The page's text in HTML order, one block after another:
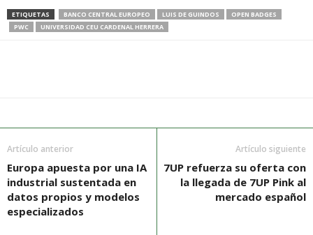
ETIQUETAS BANCO CENTRAL EUROPEO LUIS DE GUINDOS
OPEN BADGES
PWC
UNIVERSIDAD CEU CARDENAL HERRERA
Artículo anterior
Europa apuesta por una IA
industrial sustentada en
datos propios y modelos
especializados
Artículo siguiente
7UP refuerza su oferta con
la llegada de 7UP Pink al
mercado español